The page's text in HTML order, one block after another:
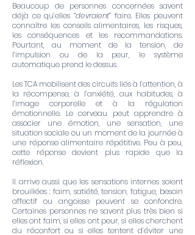
Beaucoup de personnes concernées savent
déjà ce qu’elles “devraient” faire. Elles peuvent
connaître les conseils alimentaires, les risques,
les conséquences et les recommandations.
Pourtant, au moment de la tension, de
l’impulsion ou de la peur, le système
automatique prend le dessus.
Les TCA mobilisent des circuits liés à l’attention, à
la récompense, à l’anxiété, aux habitudes, à
l’image corporelle et à la régulation
émotionnelle. Le cerveau peut apprendre à
associer une émotion, une sensation, une
situation sociale ou un moment de la journée à
une réponse alimentaire répétitive. Peu à peu,
cette réponse devient plus rapide que la
réflexion.
Il arrive aussi que les sensations internes soient
brouillées : faim, satiété, tension, fatigue, besoin
affectif ou angoisse peuvent se confondre.
Certaines personnes ne savent plus très bien si
elles ont faim, si elles ont peur, si elles cherchent
du réconfort ou si elles tentent d’éviter une